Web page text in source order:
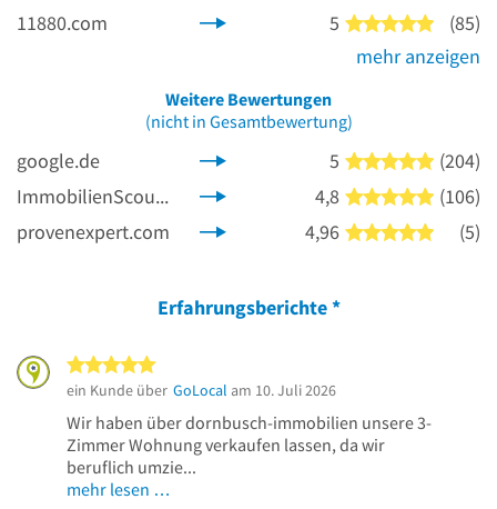
11880.com
5 5 von 5
(85)
mehr anzeigen
Weitere Bewertungen
(nicht in Gesamtbewertung)
google.de 5 5 von 5
(204)
ImmobilienScout24.de
4,8 5 von 5
(106)
provenexpert.com
4,96 5 von 5
(5)
Erfahrungsberichte*
ein Kunde über GoLocal am 10. Juli 2026
Wir haben über dornbusch-immobilien unsere 3-
Zimmer Wohnung verkaufen lassen, da wir
beruflich umzie...
mehr lesen …